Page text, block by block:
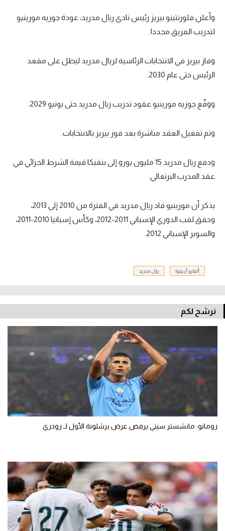
وأعلن فلورنتينو بيريز رئيس نادي ريال مدريد، عودة جوزيه مورينيو
لتدريب الفريق مجددا.
وفاز بيريز في الانتخابات الرئاسية لريال مدريد ليظل على مقعد
الرئيس حتى عام 2030.
ووقّع جوزيه مورينيو عقود تدريب ريال مدريد حتى يونيو 2029.
وتم تفعيل العقد مباشرة بعد فوز بيريز بالانتخابات.
ودفع ريال مدريد 15 مليون يورو إلى بنفيكا قيمة الشرط الجزائي في
عقد المدرب البرتغالي.
يذكر أن مورينيو قاد ريال مدريد في الفترة من 2010 إلى 2013،
وحقق لقب الدوري الإسباني 2011-2012، وكأس إسبانيا 2010-2011،
والسوبر الإسباني 2012.
ألفارو أربيلوا ريال مدريد
نرشح لكم
رومانو: مانشستر سيتي يرفض عرض برشلونة الأول لـ رودري